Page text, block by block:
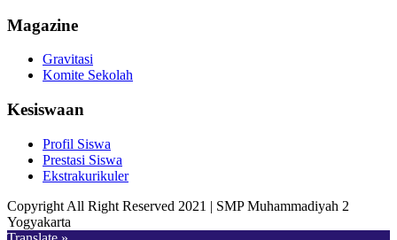
Magazine
Gravitasi
Komite Sekolah
Kesiswaan
Profil Siswa
Prestasi Siswa
Ekstrakurikuler
Copyright All Right Reserved 2021 | SMP Muhammadiyah 2
Yogyakarta